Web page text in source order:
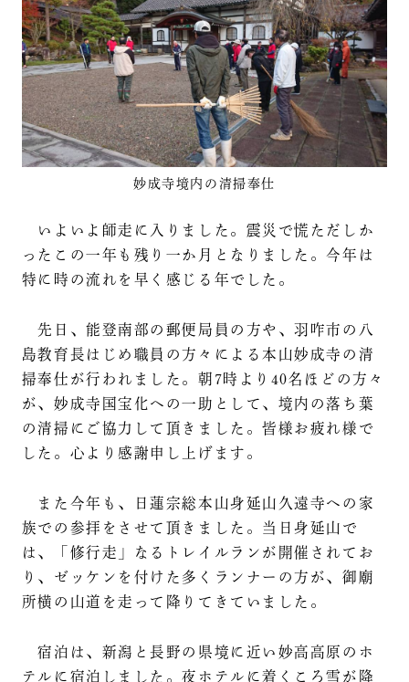
妙成寺境内の清掃奉仕
いよいよ師走に入りました。震災で慌ただしか
ったこの一年も残り一か月となりました。今年は
特に時の流れを早く感じる年でした。
先日、能登南部の郵便局員の方や、羽咋市の八
島教育長はじめ職員の方々による本山妙成寺の清
掃奉仕が行われました。朝7時より40名ほどの方々
が、妙成寺国宝化への一助として、境内の落ち葉
の清掃にご協力して頂きました。皆様お疲れ様で
した。心より感謝申し上げます。
また今年も、日蓮宗総本山身延山久遠寺への家
族での参拝をさせて頂きました。当日身延山で
は、「修行走」なるトレイルランが開催されてお
り、ゼッケンを付けた多くランナーの方が、御廟
所横の山道を走って降りてきていました。
宿泊は、新潟と長野の県境に近い妙高高原のホ
テルに宿泊しました。夜ホテルに着くころ雪が降